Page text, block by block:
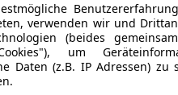
verwenden wir und
(beides
um
Daten (z.B. IP Adressen) zu